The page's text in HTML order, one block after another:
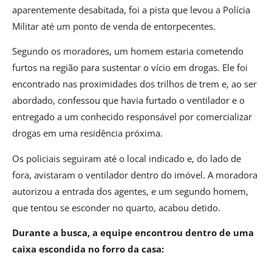
aparentemente desabitada, foi a pista que levou a Polícia
Militar até um ponto de venda de entorpecentes.
Segundo os moradores, um homem estaria cometendo
furtos na região para sustentar o vício em drogas. Ele foi
encontrado nas proximidades dos trilhos de trem e, ao ser
abordado, confessou que havia furtado o ventilador e o
entregado a um conhecido responsável por comercializar
drogas em uma residência próxima.
Os policiais seguiram até o local indicado e, do lado de
fora, avistaram o ventilador dentro do imóvel. A moradora
autorizou a entrada dos agentes, e um segundo homem,
que tentou se esconder no quarto, acabou detido.
Durante a busca, a equipe encontrou dentro de uma
caixa escondida no forro da casa: